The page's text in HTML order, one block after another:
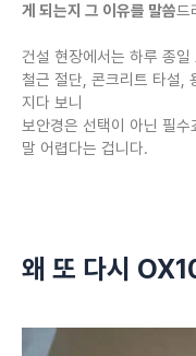
게 되는지 그 이유를 말씀드
건설 현장에서는 하루 종
철근 절단, 콘크리트 타설,
지다 보니
보안경은 선택이 아닌 필
말 어렵다는 겁니다.
왜 또 다시